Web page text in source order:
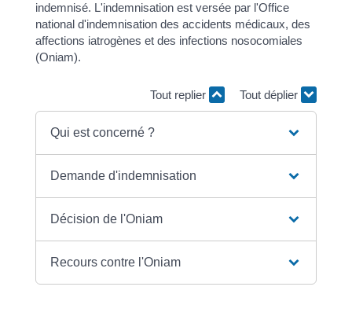
indemnisé. L'indemnisation est versée par l'Office
national d'indemnisation des accidents médicaux, des
affections iatrogènes et des infections nosocomiales
(Oniam).
Tout replier Tout déplier
Qui est concerné ?
Demande d'indemnisation
Décision de l'Oniam
Recours contre l'Oniam